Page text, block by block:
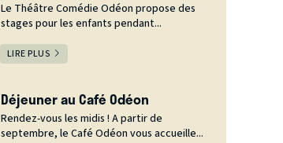
Le Théâtre Comédie Odéon propose des
stages pour les enfants pendant...
LIRE PLUS
Déjeuner au Café Odéon
Rendez-vous les midis ! A partir de
septembre, le Café Odéon vous accueille...